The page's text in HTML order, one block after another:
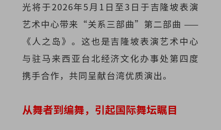
光将于2026年5月1日至3日于吉隆坡表演
艺术中心带来“关系三部曲”第二部曲 ——
《人之岛》。这也是吉隆坡表演艺术中心
与驻马来西亚台北经济文化办事处第四度
携手合作，共同呈献台湾优质演出。
从舞者到编舞，引起国际舞坛瞩目